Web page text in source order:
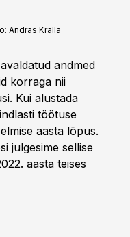
Andras Kralla
andmed
korraga nii
Kui alustada
töötuse
aasta lõpus.
julgesime sellise
aasta teises